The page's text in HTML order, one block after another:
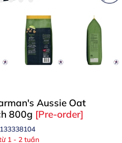
Aussie Oat
800g [Pre-order]
1 - 2 tuần